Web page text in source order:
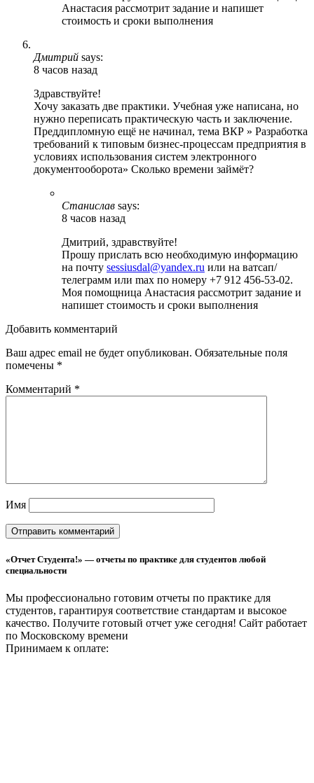
Анастасия рассмотрит задание и напишет
стоимость и сроки выполнения
Дмитрий says:
8 часов назад
Здравствуйте!
Хочу заказать две практики. Учебная уже написана, но
нужно переписать практическую часть и заключение.
Преддипломную ещё не начинал, тема ВКР » Разработка
требований к типовым бизнес-процессам предприятия в
условиях использования систем электронного
документооборота» Сколько времени займёт?
Станислав says:
8 часов назад
Дмитрий, здравствуйте!
Прошу прислать всю необходимую информацию
на почту sessiusdal@yandex.ru или на ватсап/
телеграмм или max по номеру +7 912 456-53-02.
Моя помощница Анастасия рассмотрит задание и
напишет стоимость и сроки выполнения
Добавить комментарий
Ваш адрес email не будет опубликован. Обязательные поля
помечены *
Комментарий *
Имя
«Отчет Студента!» — отчеты по практике для студентов любой
специальности
Мы профессионально готовим отчеты по практике для
студентов, гарантируя соответствие стандартам и высокое
качество. Получите готовый отчет уже сегодня! Сайт работает
по Московскому времени
Принимаем к оплате: